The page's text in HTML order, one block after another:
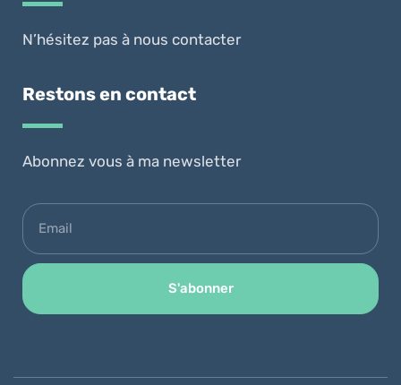
N’hésitez pas à nous contacter
Restons en contact
Abonnez vous à ma newsletter
S'abonner